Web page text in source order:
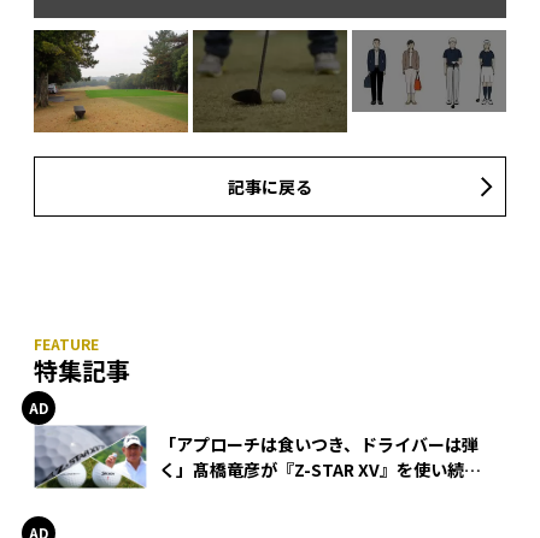
記事に戻る
特集記事
「アプローチは食いつき、ドライバーは弾
く」髙橋竜彦が『Z-STAR XV』を使い続け